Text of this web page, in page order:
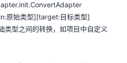
原始类型][target:目标类型]
类型之间的转换，如项目中自定义